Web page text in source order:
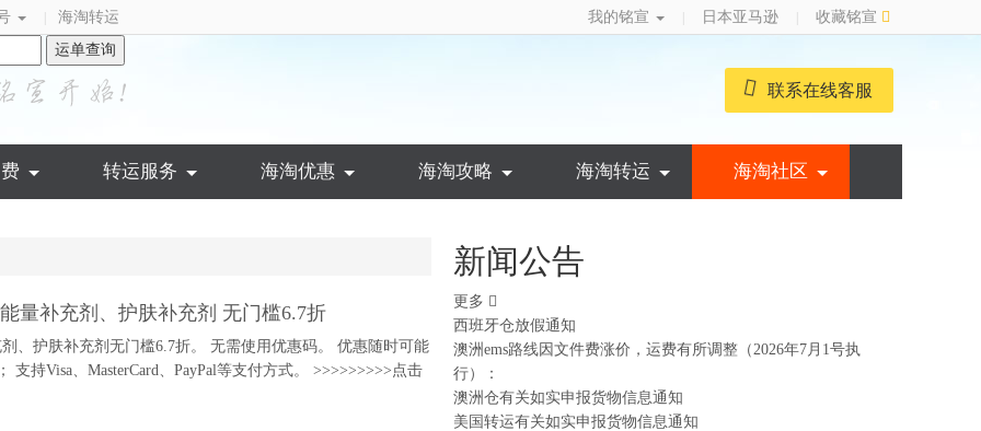
海淘转运 我的铭宣 日本亚马逊
收藏铭宣
运单查询
联系在线客服
转运服务 海淘优惠 海淘攻略 海淘转运 海淘社区
量补充剂、护肤补充剂 无门槛6.7折
、护肤补充剂无门槛6.7折。 无需使用优惠码。 优惠随时可能
持Visa、MasterCard、PayPal等支付方式。 >>>>>>>>>点击
新闻公告
更多
西班牙仓放假通知
澳洲ems路线因文件费涨价，运费有所调整（2026年7月1号执
行）：
澳洲仓有关如实申报货物信息通知
美国转运有关如实申报货物信息通知